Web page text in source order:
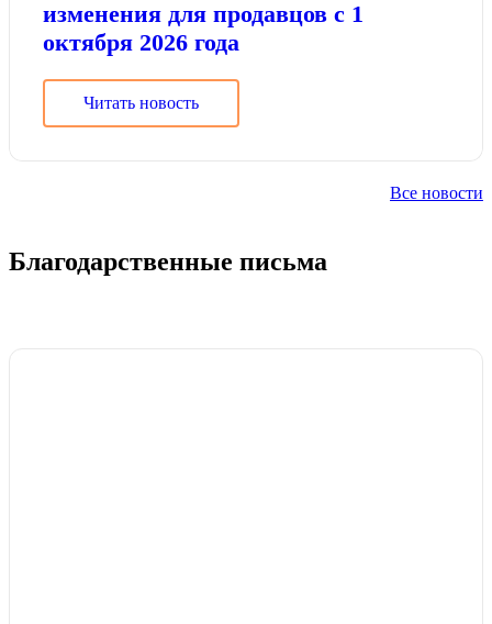
изменения для продавцов с 1
октября 2026 года
Читать новость
Все новости
Благодарственные письма